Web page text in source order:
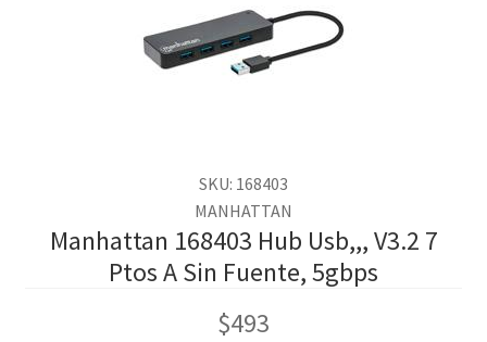
SKU: 168403
MANHATTAN
Manhattan 168403 Hub Usb,,, V3.2 7
Ptos A Sin Fuente, 5gbps
$493